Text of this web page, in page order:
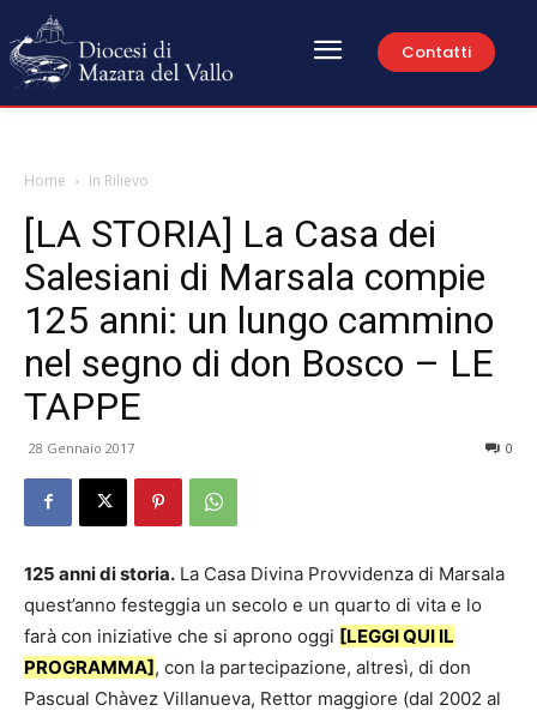
Contatti
Home In Rilievo
[LA STORIA] La Casa dei
Salesiani di Marsala compie
125 anni: un lungo cammino
nel segno di don Bosco – LE
TAPPE
28 Gennaio 2017 0
125 anni di storia. La Casa Divina Provvidenza di Marsala
quest’anno festeggia un secolo e un quarto di vita e lo
farà con iniziative che si aprono oggi [LEGGI QUI IL
PROGRAMMA], con la partecipazione, altresì, di don
Pascual Chàvez Villanueva, Rettor maggiore (dal 2002 al